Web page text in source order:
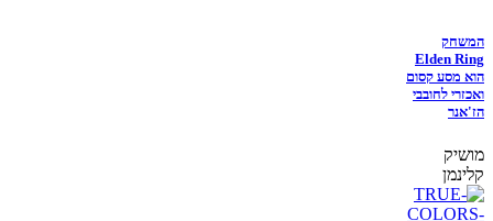
המשחק
Elden Ring
הוא מסע קסום
ואכזרי לחובבי
הז'אנר
מושיק
קלינמן